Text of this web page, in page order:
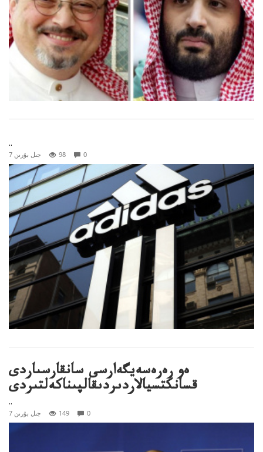
..
7 جىل بۇرىن 98 0
ەو رەرەسەيگەارسى سانقارسىاردى
قسانكتسيالاردىردىقالپىناكەلتىردى
..
7 جىل بۇرىن 149 0